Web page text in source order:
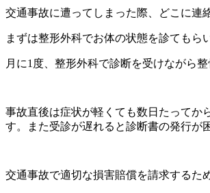
交通事故に遭ってしまった際、どこに連
まずは整形外科でお体の状態を診てもら
月に1度、整形外科で診断を受けながら
事故直後は症状が軽くても数日たってか
す。また受診が遅れると診断書の発行が
交通事故で適切な損害賠償を請求するた